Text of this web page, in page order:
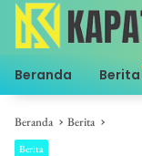
Langsung
konten
Beranda Berita
Beranda Berita
Berita